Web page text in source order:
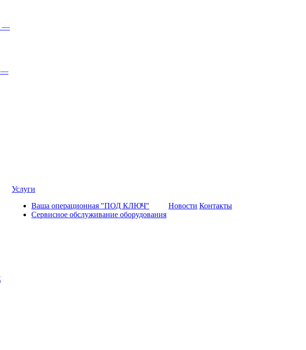
—
—
Услуги
Ваша операционная "ПОД КЛЮЧ"
Сервисное обслуживание оборудования
Новости Контакты